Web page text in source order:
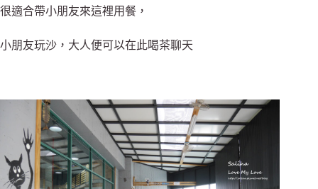
很適合帶小朋友來這裡用餐，
小朋友玩沙，大人便可以在此喝茶聊天